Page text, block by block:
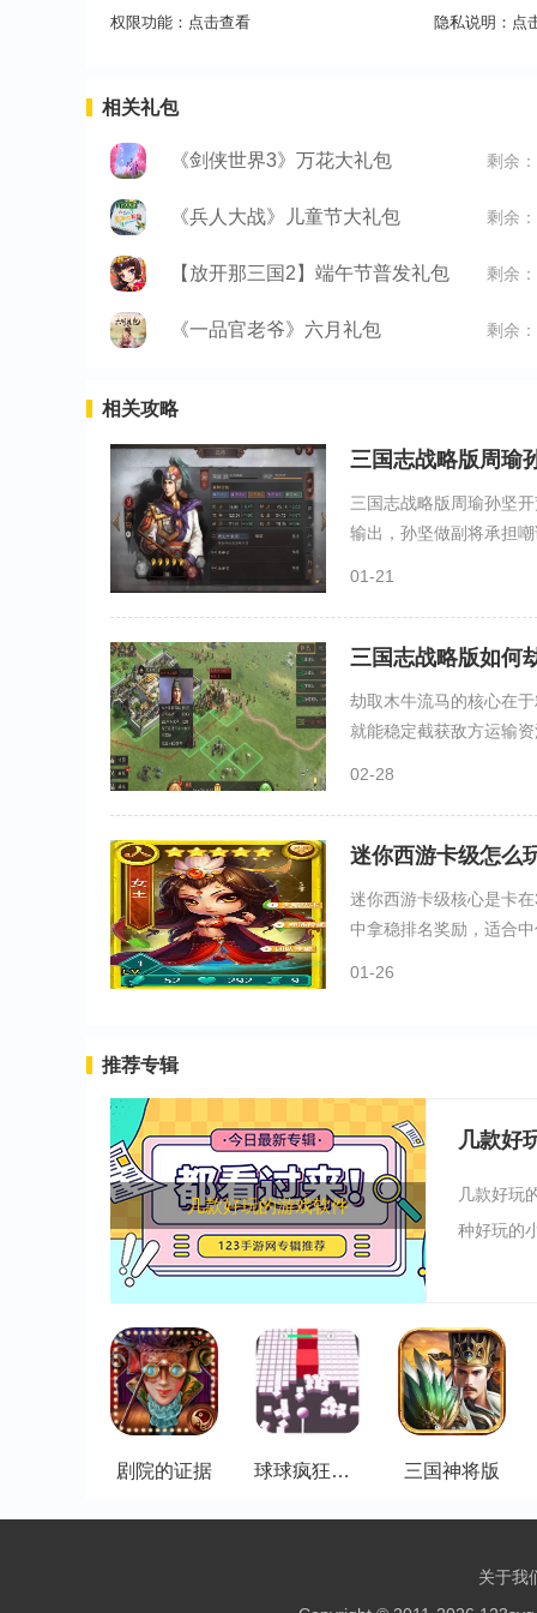
权限功能： 点击查看 隐私说明： 点
相关礼包
《剑侠世界3》万花大礼包 剩余
《兵人大战》儿童节大礼包 剩余
【放开那三国2】端午节普发礼包 剩余
《一品官老爷》六月礼包 剩余
相关攻略
三国志战略版周瑜
三国志战略版周瑜孙坚
输出，孙坚做副将承担
01-21
三国志战略版如何
劫取木牛流马的核心在
就能稳定截获敌方运输
02-28
迷你西游卡级怎么
迷你西游卡级核心是卡
中拿稳排名奖励，适合
01-26
推荐专辑
几款好玩的游戏软件
几款好
几款好玩
种好玩的
剧院的证据 球球疯狂滚动 三国神将版
关于我